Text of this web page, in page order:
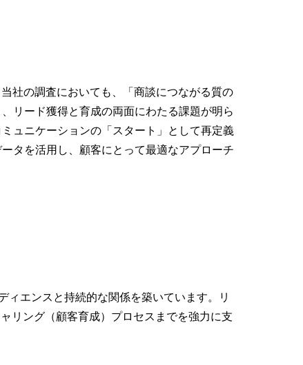
社の調査においても、「商談につながる質の
リード獲得と育成の両面にわたる課題が明ら
ュニケーションの「スタート」として再定義
タを活用し、顧客にとって最適なアプローチ
エンスと持続的な関係を築いています。リ
リング（顧客育成）プロセスまでを強力に支